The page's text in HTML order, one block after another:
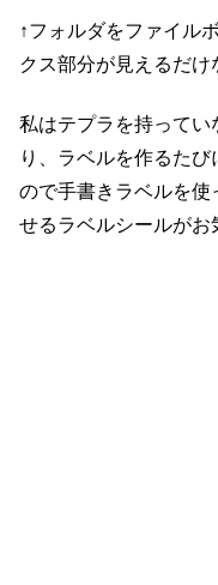
↑フォルダをファイル
クス部分が見えるだけ
私はテプラを持ってい
り、ラベルを作るた
ので手書きラベルを
せるラベルシールがお